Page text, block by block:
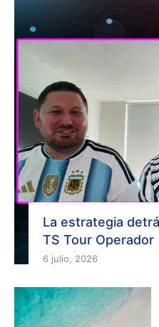
La estrategia
TS Tour Operador
6 julio, 2026